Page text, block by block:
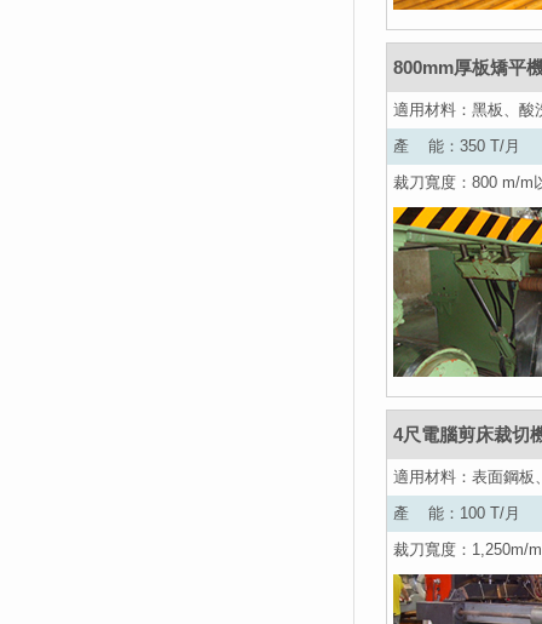
800mm厚板矯平
適用材料：黑板、酸
產 能：350 T/月
裁刀寬度：800 m/m
4尺電腦剪床裁切
適用材料：表面鋼板
產 能：100 T/月
裁刀寬度：1,250m/